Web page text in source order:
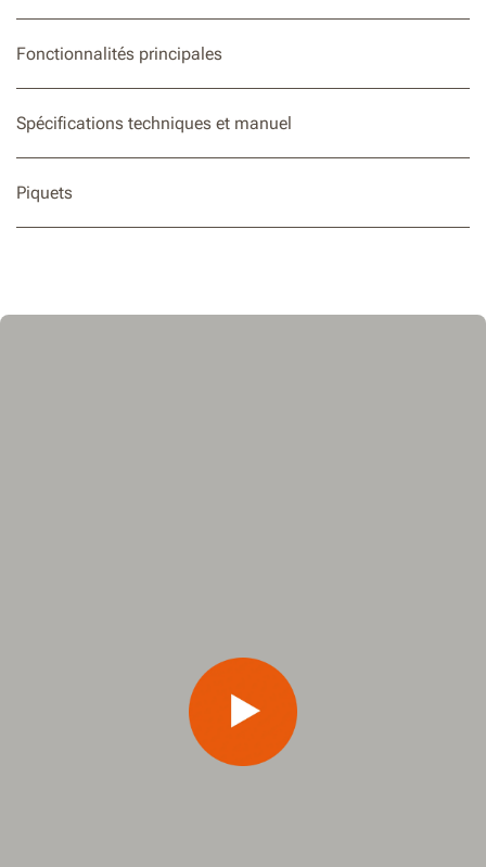
Fonctionnalités principales
Spécifications techniques et manuel
Piquets